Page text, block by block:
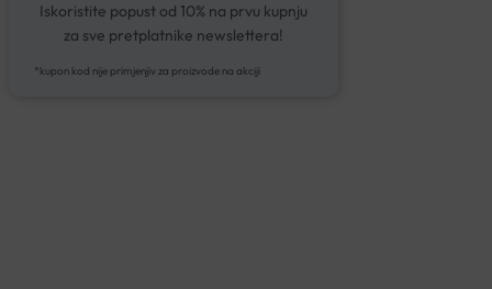
Iskoristite popust od 10% na prvu kupnju
za sve pretplatnike newslettera!
*kupon kod nije primjenjiv za proizvode na akciji